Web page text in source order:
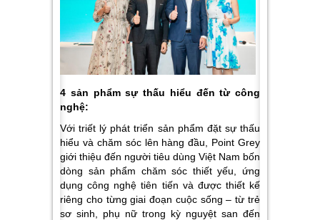
4 sản phẩm sự thấu hiểu đến từ công
nghệ:
Với triết lý phát triển sản phẩm đặt sự thấu
hiểu và chăm sóc lên hàng đầu, Point Grey
giới thiệu đến người tiêu dùng Việt Nam bốn
dòng sản phẩm chăm sóc thiết yếu, ứng
dụng công nghệ tiên tiến và được thiết kế
riêng cho từng giai đoạn cuộc sống – từ trẻ
sơ sinh, phụ nữ trong kỳ nguyệt san đến